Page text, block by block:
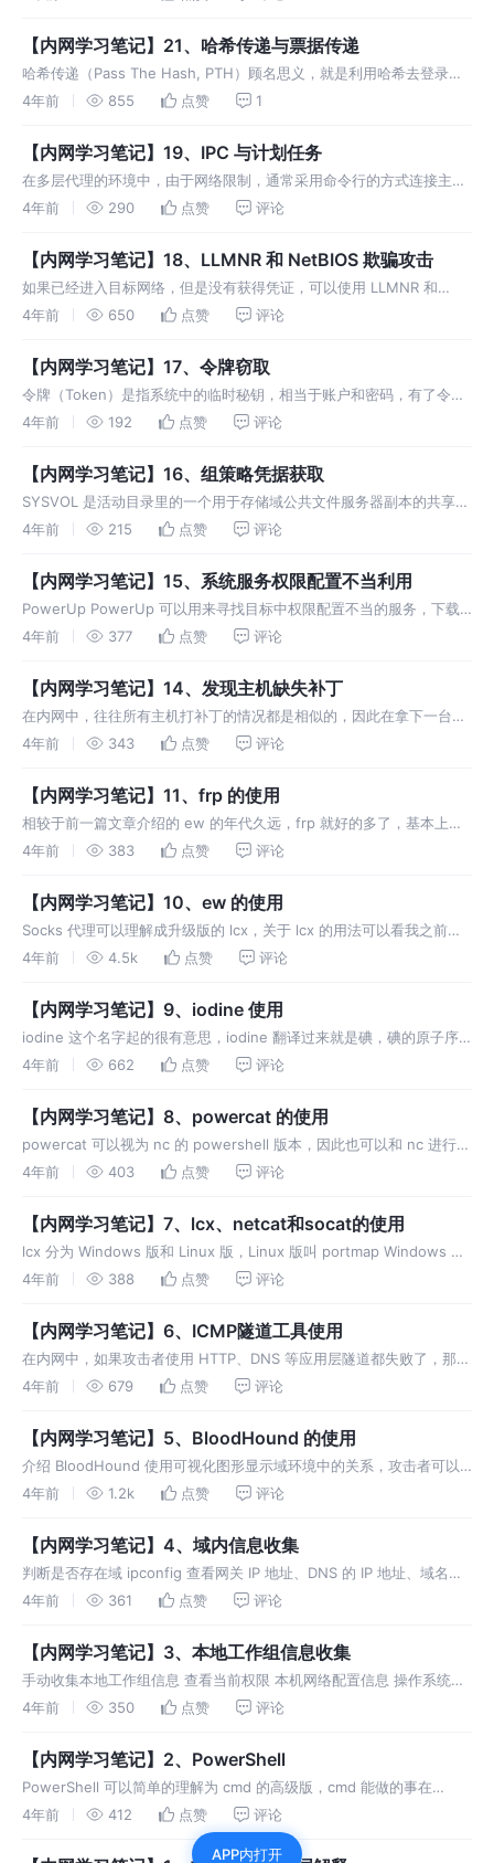
【内网学习笔记】21、哈希传递与票据传递
哈希传递（Pass The Hash, PTH）顾名思义，就是利用哈希去登录内
网中的其他机器，而不是通过明文密码登录的方式。 通过哈希传递，攻
4年前 855 点赞 1
【内网学习笔记】19、IPC 与计划任务
在多层代理的环境中，由于网络限制，通常采用命令行的方式连接主
机，这里学习下 IPC 建立会话与配置计划任务的相关点。 1、IPC IPC
4年前 290 点赞 评论
【内网学习笔记】18、LLMNR 和 NetBIOS 欺骗攻击
如果已经进入目标网络，但是没有获得凭证，可以使用 LLMNR 和
NetBIOS 欺骗攻击对目标进行无凭证条件下的权限获取。 1、基本概念
4年前 650 点赞 评论
【内网学习笔记】17、令牌窃取
令牌（Token）是指系统中的临时秘钥，相当于账户和密码，有了令牌
就可以在不知道密码的情况下访问目标相关资源了，这些令牌将持续存
4年前 192 点赞 评论
【内网学习笔记】16、组策略凭据获取
SYSVOL 是活动目录里的一个用于存储域公共文件服务器副本的共享文
件夹，在域中的所有域控之间进行复制，SYSVOL 在所有经过身份验证
4年前 215 点赞 评论
【内网学习笔记】15、系统服务权限配置不当利用
PowerUp PowerUp 可以用来寻找目标中权限配置不当的服务，下载
地址：
4年前 377 点赞 评论
【内网学习笔记】14、发现主机缺失补丁
在内网中，往往所有主机打补丁的情况都是相似的，因此在拿下一台主
机权限后，可以通过查看当前主机打补丁的情况，从而找到漏洞利用
4年前 343 点赞 评论
【内网学习笔记】11、frp 的使用
相较于前一篇文章介绍的 ew 的年代久远，frp 就好的多了，基本上隔
几天就会发布新的版本，最新的一版更新还就在几天前。 在实战中，大
4年前 383 点赞 评论
【内网学习笔记】10、ew 的使用
Socks 代理可以理解成升级版的 lcx，关于 lcx 的用法可以看我之前的
文章： https://teamssix.com/year/210528-130449.ht
4年前 4.5k 点赞 评论
【内网学习笔记】9、iodine 使用
iodine 这个名字起的很有意思，iodine 翻译过来就是碘，碘的原子序
数为 53，53 也就是 DNS 服务对应的端口号。 iodine 和 dnscat2 一
4年前 662 点赞 评论
【内网学习笔记】8、powercat 的使用
powercat 可以视为 nc 的 powershell 版本，因此也可以和 nc 进行连
接。 powercat 可在 github 进行下载，项目地址为：https
4年前 403 点赞 评论
【内网学习笔记】7、lcx、netcat和socat的使用
lcx 分为 Windows 版和 Linux 版，Linux 版叫 portmap Windows 内
网端口转发 在建立连接后，访问公网代理主机的 5555 端口就能访问到
4年前 388 点赞 评论
【内网学习笔记】6、ICMP隧道工具使用
在内网中，如果攻击者使用 HTTP、DNS 等应用层隧道都失败了，那么
或许可以试试网络层的 ICMP 隧道，ICMP 协议最常见的场景就是使用
4年前 679 点赞 评论
【内网学习笔记】5、BloodHound 的使用
介绍 BloodHound 使用可视化图形显示域环境中的关系，攻击者可以
使用 BloodHound 识别高度复杂的攻击路径，防御者可以使用
4年前 1.2k 点赞 评论
【内网学习笔记】4、域内信息收集
判断是否存在域 ipconfig 查看网关 IP 地址、DNS 的 IP 地址、域名、
本机是否和 DNS 服务器处于同一网段。 接着使用 nslookup 解析域名
4年前 361 点赞 评论
【内网学习笔记】3、本地工作组信息收集
手动收集本地工作组信息 查看当前权限 本机网络配置信息 操作系统和
版本信息（英文版） 操作系统和版本信息（中文版） 查看系统体系结
4年前 350 点赞 评论
【内网学习笔记】2、PowerShell
PowerShell 可以简单的理解为 cmd 的高级版，cmd 能做的事在
PowerShell 中都能做，但 PowerShell 还能做很多 cmd 不能做的事
4年前 412 点赞 评论
APP内打开